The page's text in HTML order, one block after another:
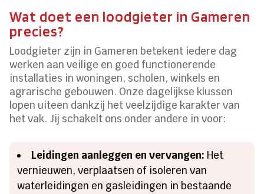
Wat doet een loodgieter in Gameren
precies?
Loodgieter zijn in Gameren betekent iedere dag
werken aan veilige en goed functionerende
installaties in woningen, scholen, winkels en
agrarische gebouwen. Onze dagelijkse klussen
lopen uiteen dankzij het veelzijdige karakter van
het vak. Jij schakelt ons onder andere in voor:
Leidingen aanleggen en vervangen: Het
vernieuwen, verplaatsen of isoleren van
waterleidingen en gasleidingen in bestaande